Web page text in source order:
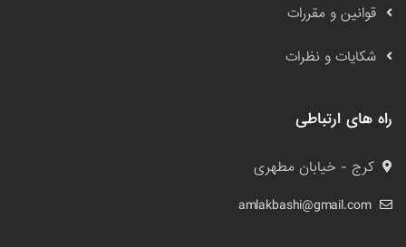
قوانین و مقررات
شکایات و نظرات
راه های ارتباطی
کرج - خیابان مطهری
amlakbashi@gmail.com